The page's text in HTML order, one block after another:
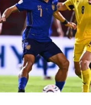
cầu khẩn trương
COVID-19 tại cộng
hỗ trợ các Trạm Y tế
tại nhà.